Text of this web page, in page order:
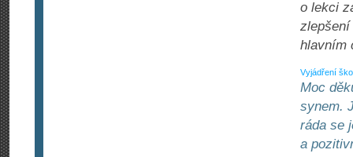
o lekci
zlepšení
hlavním
Vyjádření
Moc
synem.
ráda se
a